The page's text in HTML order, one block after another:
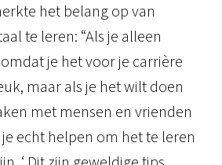
het belang op van
te leren: “Als je alleen
je het voor je carrière
maar als je het wilt doen
met mensen en vrienden
echt helpen om het te leren